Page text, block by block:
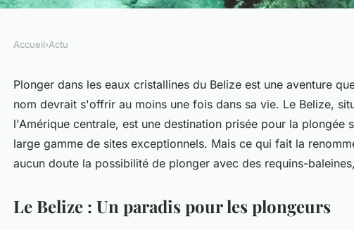
meilleurs spots pour
sous-marine avec
au Belize?
Accueil›Actu
Plonger dans les eaux cristallines du Belize est une aventure
nom devrait s'offrir au moins une fois dans sa vie. Le Belize,
l'Amérique centrale, est une destination prisée pour la plongée
large gamme de sites exceptionnels. Mais ce qui fait la
aucun doute la possibilité de plonger avec des requins-baleines
Le Belize : Un paradis pour les plongeurs